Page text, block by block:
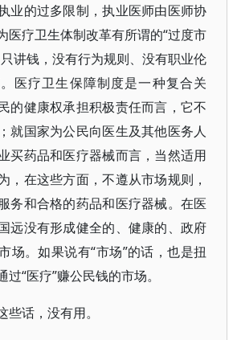
业的过多限制，执业医师由医师协
医疗卫生体制改革有所谓的“过度市
讲钱，没有行为规则、没有职业伦
医疗卫生保障制度是一种复合关
的健康权承担积极责任而言，它不
就国家为公民向医生及其他医务人
买药品和医疗器械而言，当然适用
，在这些方面，不遵从市场规则，
务和合格的药品和医疗器械。在医
远没有形成健全的、健康的、政府
场。如果说有“市场”的话，也是扭
“医疗”赚公民钱的市场。
些话，没有用。